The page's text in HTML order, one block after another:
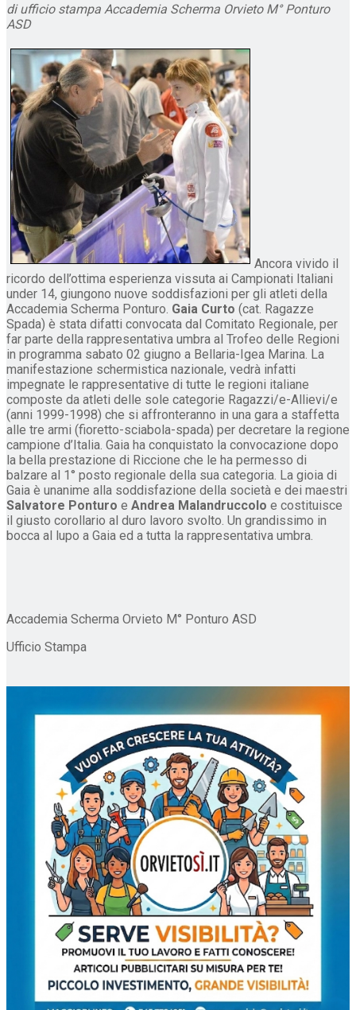
di ufficio stampa Accademia Scherma Orvieto M° Ponturo
ASD
Ancora vivido il
ricordo dell’ottima esperienza vissuta ai Campionati Italiani
under 14, giungono nuove soddisfazioni per gli atleti della
Accademia Scherma Ponturo. Gaia Curto (cat. Ragazze
Spada) è stata difatti convocata dal Comitato Regionale, per
far parte della rappresentativa umbra al Trofeo delle Regioni
in programma sabato 02 giugno a Bellaria-Igea Marina. La
manifestazione schermistica nazionale, vedrà infatti
impegnate le rappresentative di tutte le regioni italiane
composte da atleti delle sole categorie Ragazzi/e-Allievi/e
(anni 1999-1998) che si affronteranno in una gara a staffetta
alle tre armi (fioretto-sciabola-spada) per decretare la regione
campione d’Italia. Gaia ha conquistato la convocazione dopo
la bella prestazione di Riccione che le ha permesso di
balzare al 1° posto regionale della sua categoria. La gioia di
Gaia è unanime alla soddisfazione della società e dei maestri
Salvatore Ponturo e Andrea Malandruccolo e costituisce
il giusto corollario al duro lavoro svolto. Un grandissimo in
bocca al lupo a Gaia ed a tutta la rappresentativa umbra.
Accademia Scherma Orvieto M° Ponturo ASD
Ufficio Stampa